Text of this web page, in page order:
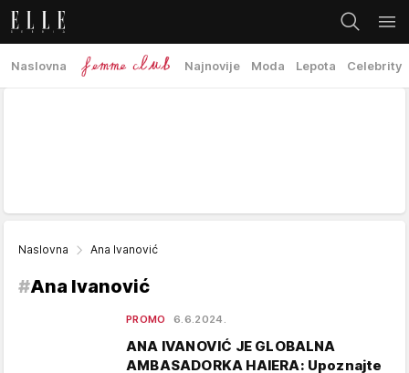
Naslovna Najnovije Moda Lepota Celebrity
Naslovna Ana Ivanović
#Ana Ivanović
PROMO 6.6.2024.
ANA IVANOVIĆ JE GLOBALNA
AMBASADORKA HAIERA: Upoznajte